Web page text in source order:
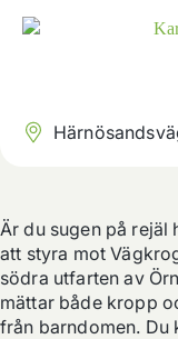
Är du sugen på rejäl
att styra mot
södra utfarten av
mättar både kropp
från barndomen. Du